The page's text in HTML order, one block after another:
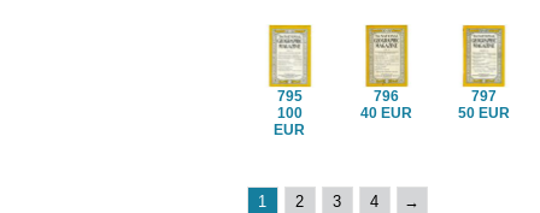
795
100
EUR
796
40 EUR
797
50 EUR
1 2 3 4 →